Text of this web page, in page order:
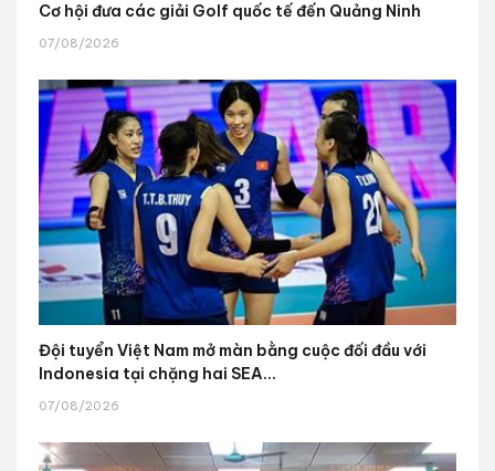
Cơ hội đưa các giải Golf quốc tế đến Quảng Ninh
07/08/2026
Đội tuyển Việt Nam mở màn bằng cuộc đối đầu với
Indonesia tại chặng hai SEA...
07/08/2026